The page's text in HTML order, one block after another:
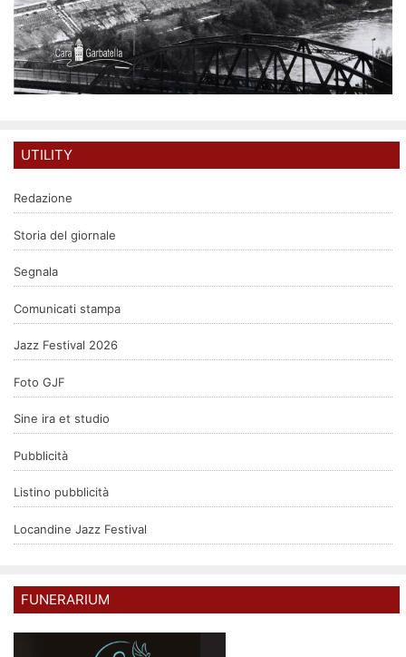
UTILITY
Redazione
Storia del giornale
Segnala
Comunicati stampa
Jazz Festival 2026
Foto GJF
Sine ira et studio
Pubblicità
Listino pubblicità
Locandine Jazz Festival
FUNERARIUM